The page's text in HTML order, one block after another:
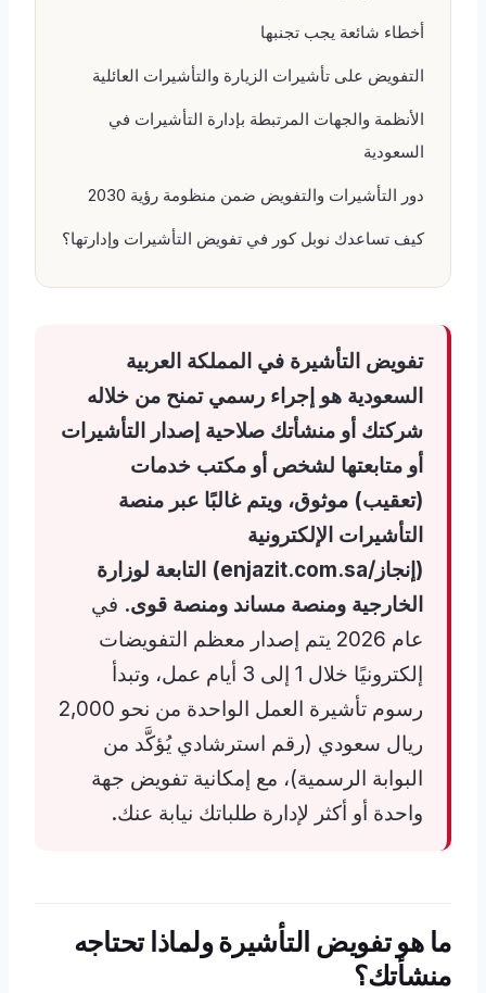
أخطاء شائعة يجب تجنبها
التفويض على تأشيرات الزيارة والتأشيرات العائلية
الأنظمة والجهات المرتبطة بإدارة التأشيرات في
السعودية
دور التأشيرات والتفويض ضمن منظومة رؤية 2030
كيف تساعدك نوبل كور في تفويض التأشيرات وإدارتها؟
تفويض التأشيرة في المملكة العربية
السعودية هو إجراء رسمي تمنح من خلاله
شركتك أو منشأتك صلاحية إصدار التأشيرات
أو متابعتها لشخص أو مكتب خدمات
(تعقيب) موثوق، ويتم غالبًا عبر منصة
التأشيرات الإلكترونية
(إنجاز/enjazit.com.sa) التابعة لوزارة
الخارجية ومنصة مساند ومنصة قوى. في
عام 2026 يتم إصدار معظم التفويضات
إلكترونيًا خلال 1 إلى 3 أيام عمل، وتبدأ
رسوم تأشيرة العمل الواحدة من نحو 2,000
ريال سعودي (رقم استرشادي يُؤكَّد من
البوابة الرسمية)، مع إمكانية تفويض جهة
واحدة أو أكثر لإدارة طلباتك نيابة عنك.
ما هو تفويض التأشيرة ولماذا تحتاجه
منشأتك؟